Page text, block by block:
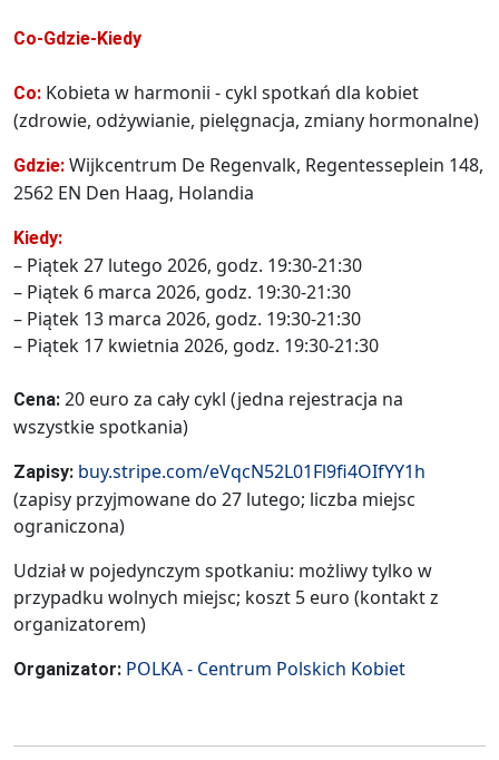
Co-Gdzie-Kiedy
Co: Kobieta w harmonii - cykl spotkań dla kobiet
(zdrowie, odżywianie, pielęgnacja, zmiany hormonalne)
Gdzie: Wijkcentrum De Regenvalk, Regentesseplein 148,
2562 EN Den Haag, Holandia
Kiedy:
– Piątek 27 lutego 2026, godz. 19:30-21:30
– Piątek 6 marca 2026, godz. 19:30-21:30
– Piątek 13 marca 2026, godz. 19:30-21:30
– Piątek 17 kwietnia 2026, godz. 19:30-21:30
Cena: 20 euro za cały cykl (jedna rejestracja na
wszystkie spotkania)
Zapisy: buy.stripe.com/eVqcN52L01Fl9fi4OIfYY1h
(zapisy przyjmowane do 27 lutego; liczba miejsc
ograniczona)
Udział w pojedynczym spotkaniu: możliwy tylko w
przypadku wolnych miejsc; koszt 5 euro (kontakt z
organizatorem)
Organizator: POLKA - Centrum Polskich Kobiet